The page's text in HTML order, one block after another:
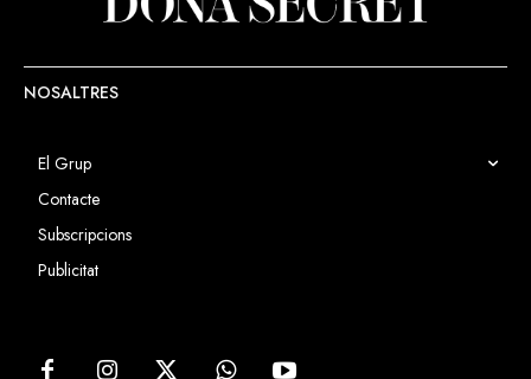
NOSALTRES
El Grup
Contacte
Subscripcions
Publicitat